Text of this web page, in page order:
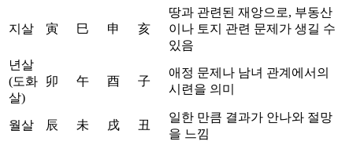
지살 寅 巳 申 亥
땅과 관련된 재앙으로, 부동산
이나 토지 관련 문제가 생길 수
있음
년살
(도화
살)
卯 午 酉 子
애정 문제나 남녀 관계에서의
시련을 의미
월살 辰 未 戌 丑
일한 만큼 결과가 안나와 절망
을 느낌